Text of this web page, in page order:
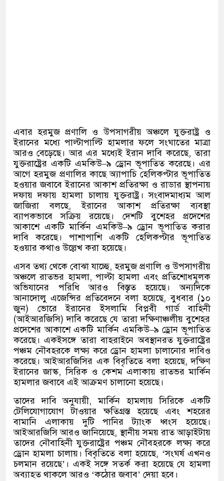
এবার হরমুজ প্রণালি ও উপসাগরীয় অঞ্চলে যুক্তরাষ্ট্র ও
ইরানের মধ্যে পাল্টাপাল্টি হামলার ফলে সংঘাতের মাত্রা
আরও বেড়েছে। আর এর মধ্যেই ইরান দাবি করেছে,তারা
যুক্তরাষ্ট্রের একটি এমকিউ–৯ ড্রোন ভূপাতিত করেছে। এর
আগে হরমুজ প্রণালির কাছে অ্যাপাচি হেলিকপ্টার ভূপাতিত
হওয়ার জবাবে ইরানের আকাশ প্রতিরক্ষা ও রাডার স্থাপনায়
দফায় দফায় হামলা চালায় যুক্তরাষ্ট্র। সংবাদমাধ্যম আল
জাজিরা বলছে,ইরানের আকাশ প্রতিরক্ষা ব্যবস্থা
ব্যাপকভাবে সক্রিয় রয়েছে। দেশটি বুশেহর প্রদেশের
আকাশে একটি মার্কিন এমকিউ–৯ ড্রোন ভূপাতিত করার
দাবি করেছে। পাশাপাশি একটি হেলিকপ্টার ভূপাতিত
হওয়ার কথাও উল্লেখ করা হয়েছে।
এসব তথ্য থেকে বোঝা যাচ্ছে,হরমুজ প্রণালি ও উপসাগরীয়
অঞ্চলে রাতভর হামলা,পাল্টা হামলা এবং প্রতিশোধমূলক
অভিযানের পরিধি আরও বিস্তৃত হয়েছে। অন্যদিকে
আনাদোলু এজেন্সির প্রতিবেদনে বলা হয়েছে,বুধবার(১০
জুন) ভোরে ইরানের ইসলামি বিপ্লবী গার্ড বাহিনী
(আইআরজিসি)দাবি করেছে যে তারা দক্ষিণাঞ্চলীয় বুশেহর
প্রদেশের আকাশে একটি মার্কিন এমকিউ–৯ ড্রোন ভূপাতিত
করেছে। একইসঙ্গে তারা বাহরাইনে অবস্থানরত যুক্তরাষ্ট্রের
পঞ্চম নৌবহরকে লক্ষ্য করে ড্রোন হামলা চালানোর দাবিও
করেছে। আইআরজিসির এক বিবৃতিতে বলা হয়েছে,দক্ষিণ
ইরানের জাস্ক,সিরিক ও কেশম এলাকায় রাতভর মার্কিন
হামলার জবাবে এই আক্রমণ চালানো হয়েছে।
তাদের দাবি অনুযায়ী,মার্কিন হামলায় সিরিকে একটি
টেলিযোগাযোগ টাওয়ার ক্ষতিগ্রস্ত হয়েছে এবং শহরের
বামানি এলাকায় দুটি পানির ট্যাংক ধ্বংস হয়েছে।
আইআরজিসি আরও জানিয়েছে,স্থানীয় সময় রাত আড়াইটায়
তাদের নৌবাহিনী যুক্তরাষ্ট্রের পঞ্চম নৌবহরকে লক্ষ্য করে
ড্রোন হামলা চালায়। বিবৃতিতে বলা হয়েছে, ‘সংঘর্ষ এখনও
চলমান রয়েছে’ । একই সঙ্গে সতর্ক করা হয়েছে যে হামলা
অব্যাহত থাকলে আরও ‘কঠোর জবাব’ দেয়া হবে।